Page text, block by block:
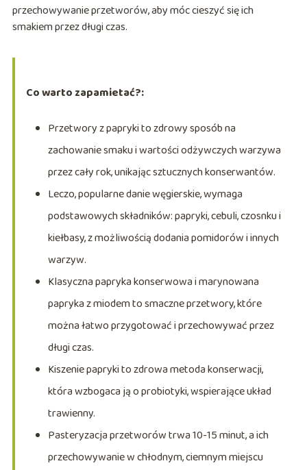
przechowywanie przetworów, aby móc cieszyć się ich
smakiem przez długi czas.
Co warto zapamietać?:
Przetwory z papryki to zdrowy sposób na
zachowanie smaku i wartości odżywczych warzywa
przez cały rok, unikając sztucznych konserwantów.
Leczo, popularne danie węgierskie, wymaga
podstawowych składników: papryki, cebuli, czosnku i
kiełbasy, z możliwością dodania pomidorów i innych
warzyw.
Klasyczna papryka konserwowa i marynowana
papryka z miodem to smaczne przetwory, które
można łatwo przygotować i przechowywać przez
długi czas.
Kiszenie papryki to zdrowa metoda konserwacji,
która wzbogaca ją o probiotyki, wspierające układ
trawienny.
Pasteryzacja przetworów trwa 10-15 minut, a ich
przechowywanie w chłodnym, ciemnym miejscu